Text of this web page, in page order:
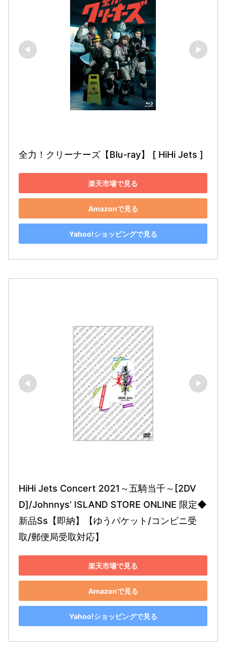
全力！クリーナーズ【Blu-ray】 [ HiHi Jets ]
楽天市場で見る
Amazonで見る
Yahoo!ショッピングで見る
HiHi Jets Concert 2021～五騎当千～[2DV
D]/Johnnys’ ISLAND STORE ONLINE 限定◆
新品Ss【即納】【ゆうパケット/コンビニ受
取/郵便局受取対応】
楽天市場で見る
Amazonで見る
Yahoo!ショッピングで見る